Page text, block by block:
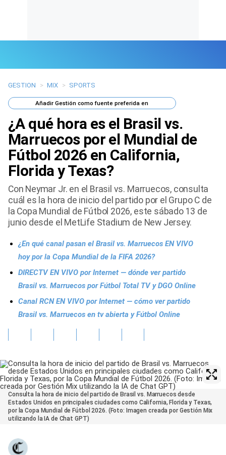
Últimas Noticias
Mi Bolsillo
Respuestas
Gente
Tendencias Mix
Sports
GESTION > MIX > SPORTS
AñadirGestión como fuente preferida en
¿A qué hora es el Brasil vs.
Marruecos por el Mundial de
Fútbol 2026 en California,
Florida y Texas?
Con Neymar Jr. en el Brasil vs. Marruecos, consulta
cuál es la hora de inicio del partido por el Grupo C de
la Copa Mundial de Fútbol 2026, este sábado 13 de
junio desde el MetLife Stadium de New Jersey.
¿En qué canal pasan el Brasil vs. Marruecos EN VIVO
hoy por la Copa Mundial de la FIFA 2026?
DIRECTV EN VIVO por Internet — dónde ver partido
Brasil vs. Marruecos por Fútbol Total TV y DGO Online
Canal RCN EN VIVO por Internet — cómo ver partido
Brasil vs. Marruecos en tv abierta y Fútbol Online
Consulta la hora de inicio del partido de Brasil vs. Marruecos desde
Estados Unidos en principales ciudades como California, Florida y Texas,
por la Copa Mundial de Fútbol 2026. (Foto: Imagen creada por Gestión Mix
utilizando la IA de Chat GPT)